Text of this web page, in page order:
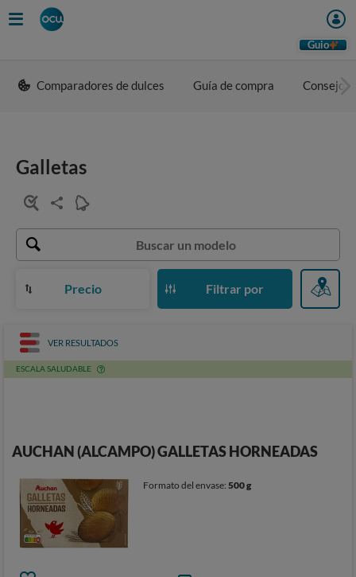
Guio
Comparadores de dulces Guía de compra Consejos
Galletas
Precio Filtrar por
VER RESULTADOS
ESCALA SALUDABLE
AUCHAN (ALCAMPO) GALLETAS HORNEADAS
Formato del envase:500 g